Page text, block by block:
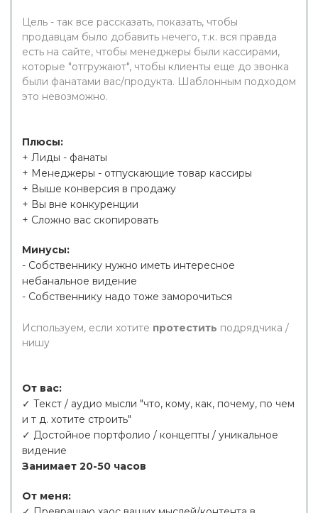
Цель - так все рассказать, показать, чтобы
продавцам было добавить нечего, т.к. вся правда
есть на сайте, чтобы менеджеры были кассирами,
которые "отгружают", чтобы клиенты еще до звонка
были фанатами вас/продукта. Шаблонным подходом
это невозможно.
Плюсы:
+ Лиды - фанаты
+ Менеджеры - отпускающие товар кассиры
+ Выше конверсия в продажу
+ Вы вне конкуренции
+ Сложно вас скопировать
Минусы:
- Собственнику нужно иметь интересное
небанальное видение
- Собственнику надо тоже заморочиться
Используем, если хотите протестить подрядчика /
нишу
От вас:
✓ Текст / аудио мысли "что, кому, как, почему, по чем
и т д. хотите строить"
✓ Достойное портфолио / концепты / уникальное
видение
Занимает 20-50 часов
От меня: